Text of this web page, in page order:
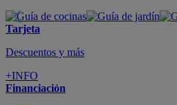
Tarjeta
Descuentos y más
+INFO
Financiación